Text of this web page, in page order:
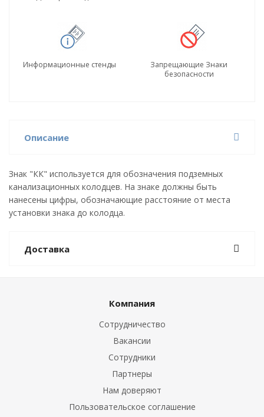
Информационные стенды
Запрещающие Знаки
безопасности
Описание
Знак "КК" используется для обозначения подземных
канализационных колодцев. На знаке должны быть
нанесены цифры, обозначающие расстояние от места
установки знака до колодца.
Доставка
Компания
Сотрудничество
Вакансии
Сотрудники
Партнеры
Нам доверяют
Пользовательское соглашение